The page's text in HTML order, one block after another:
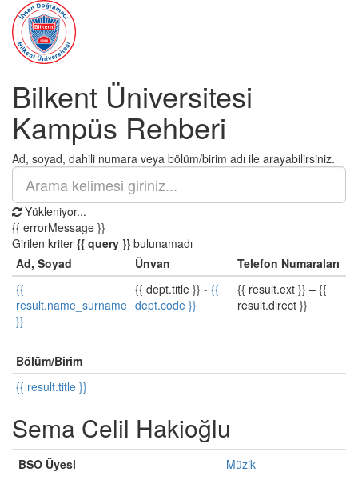
Bilkent Üniversitesi
Kampüs Rehberi
Ad, soyad, dahili numara veya bölüm/birim adı ile arayabilirsiniz.
Yükleniyor...
{{ errorMessage }}
Girilen kriter {{ query }} bulunamadı
Ad, Soyad
Ünvan
Telefon Numaraları
{{
result.name_surname
}}
{{ dept.title }} - {{
dept.code }}
{{ result.ext }} – {{
result.direct }}
Bölüm/Birim
{{ result.title }}
Sema Celil Hakioğlu
BSO Üyesi Müzik